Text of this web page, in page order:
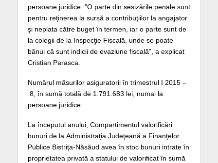
persoane juridice. ”O parte din sesizările penale sunt
pentru reţinerea la sursă a contribuţiilor la angajator
şi neplata către buget în termen, iar o parte sunt de
la colegii de la Inspecţie Fiscală, unde se poate
bănui că sunt indicii de evaziune fiscală”, a explicat
Cristian Parasca.
Numărul măsurilor asiguratorii în trimestrul I 2015 –
8, în sumă totală de 1.791.683 lei, numai la
persoane juridice.
La începutul anului, Compartimentul valorificări
bunuri de la Administraţia Judeţeană a Finanţelor
Publice Bistriţa-Năsăud avea în stoc bunuri intrate în
proprietatea privată a statului de valorificat în sumă